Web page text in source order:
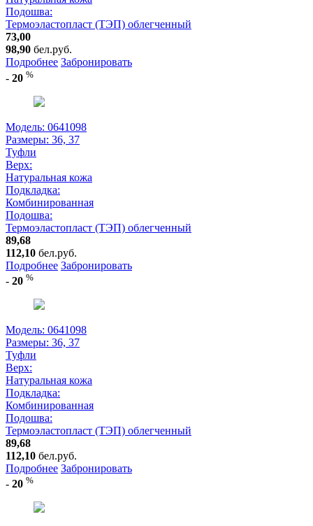
Подошва:
Термоэластопласт (ТЭП) облегченный
73,00
98,90 бел.руб.
Подробнее Забронировать
- 20 %
Модель: 0641098
Размеры: 36, 37
Туфли
Верх:
Натуральная кожа
Подкладка:
Комбинированная
Подошва:
Термоэластопласт (ТЭП) облегченный
89,68
112,10 бел.руб.
Подробнее Забронировать
- 20 %
Модель: 0641098
Размеры: 36, 37
Туфли
Верх:
Натуральная кожа
Подкладка:
Комбинированная
Подошва:
Термоэластопласт (ТЭП) облегченный
89,68
112,10 бел.руб.
Подробнее Забронировать
- 20 %